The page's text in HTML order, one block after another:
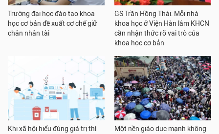
Trường đại học đào tạo khoa
học cơ bản đề xuất cơ chế giữ
chân nhân tài
GS Trần Hồng Thái: Mỗi nhà
khoa học ở Viện Hàn lâm KHCN
cần nhận thức rõ vai trò của
khoa học cơ bản
Khi xã hội hiểu đúng giá trị thì
Một nền giáo dục mạnh không